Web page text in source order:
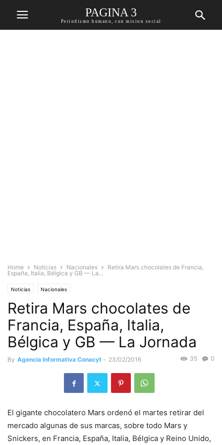
PAGINA 3
Periodismo humano, con mision social
Home Noticias Nacionales
Retira Mars chocolates de Francia,
España, Italia, Bélgica y GB — La...
Noticias Nacionales
Retira Mars chocolates de
Francia, España, Italia,
Bélgica y GB — La Jornada
By Agencia Informativa Conacyt - 23/02/2016 0
35
El gigante chocolatero Mars ordenó el martes retirar del
mercado algunas de sus marcas, sobre todo Mars y
Snickers, en Francia, España, Italia, Bélgica y Reino Unido,